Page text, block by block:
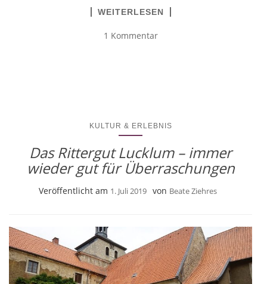
WEITERLESEN
1 Kommentar
KULTUR & ERLEBNIS
Das Rittergut Lucklum – immer
wieder gut für Überraschungen
Veröffentlicht am 1. Juli 2019 von Beate Ziehres